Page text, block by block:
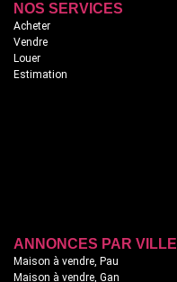
NOS SERVICES
Acheter
Vendre
Louer
Estimation
ANNONCES PAR VILLE
Maison à vendre, Pau
Maison à vendre, Gan